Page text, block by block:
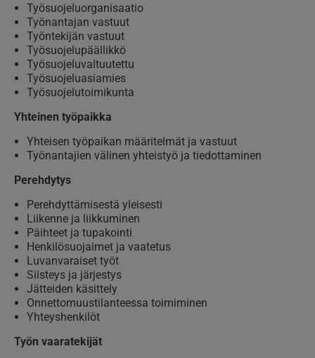
Työsuojeluorganisaatio
Työnantajan vastuut
Työntekijän vastuut
Työsuojelupäällikkö
Työsuojeluvaltuutettu
Työsuojeluasiamies
Työsuojelutoimikunta
Yhteinen työpaikka
Yhteisen työpaikan määritelmät ja vastuut
Työnantajien välinen yhteistyö ja tiedottaminen
Perehdytys
Perehdyttämisestä yleisesti
Liikenne ja liikkuminen
Päihteet ja tupakointi
Henkilösuojaimet ja vaatetus
Luvanvaraiset työt
Siisteys ja järjestys
Jätteiden käsittely
Onnettomuustilanteessa toimiminen
Yhteyshenkilöt
Työn vaaratekijät